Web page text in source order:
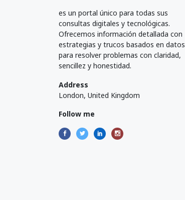
es un portal único para todas sus
consultas digitales y tecnológicas.
Ofrecemos información detallada con
estrategias y trucos basados en datos
para resolver problemas con claridad,
sencillez y honestidad.
Address
London, United Kingdom
Follow me